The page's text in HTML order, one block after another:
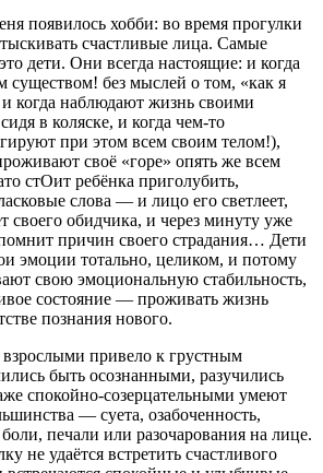
появилось хобби: во время прогулки
счастливые лица. Самые
дети. Они всегда настоящие: и когда
существом! без мыслей о том, «как я
когда наблюдают жизнь своими
в коляске, и когда чем-то
при этом всем своим телом!),
своё «горе» опять же всем
стОит ребёнка приголубить,
слова — и лицо его светлеет,
своего обидчика, и через минуту уже
причин своего страдания… Дети
эмоции тотально, целиком, и потому
свою эмоциональную стабильность,
состояние — проживать жизнь
познания нового.
привело к грустным
быть осознанными, разучились
спокойно-созерцательными умеют
— суета, озабоченность,
печали или разочарования на лице.
не удаётся встретить счастливого